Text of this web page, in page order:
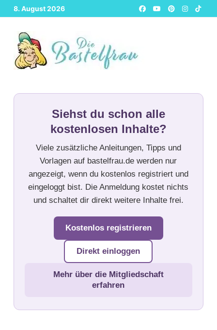
Zurück
zum
Inhalt
8. August 2026
Siehst du schon alle
kostenlosen Inhalte?
Viele zusätzliche Anleitungen, Tipps und
Vorlagen auf bastelfrau.de werden nur
angezeigt, wenn du kostenlos registriert und
eingeloggt bist. Die Anmeldung kostet nichts
und schaltet dir direkt weitere Inhalte frei.
Kostenlos registrieren
Direkt einloggen
Mehr über die Mitgliedschaft
erfahren